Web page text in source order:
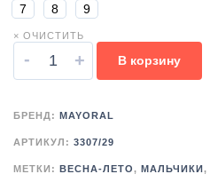
7 8 9
× ОЧИСТИТЬ
- + В корзину
БРЕНД: MAYORAL
АРТИКУЛ: 3307/29
МЕТКИ: ВЕСНА-ЛЕТО, МАЛЬЧИКИ ,